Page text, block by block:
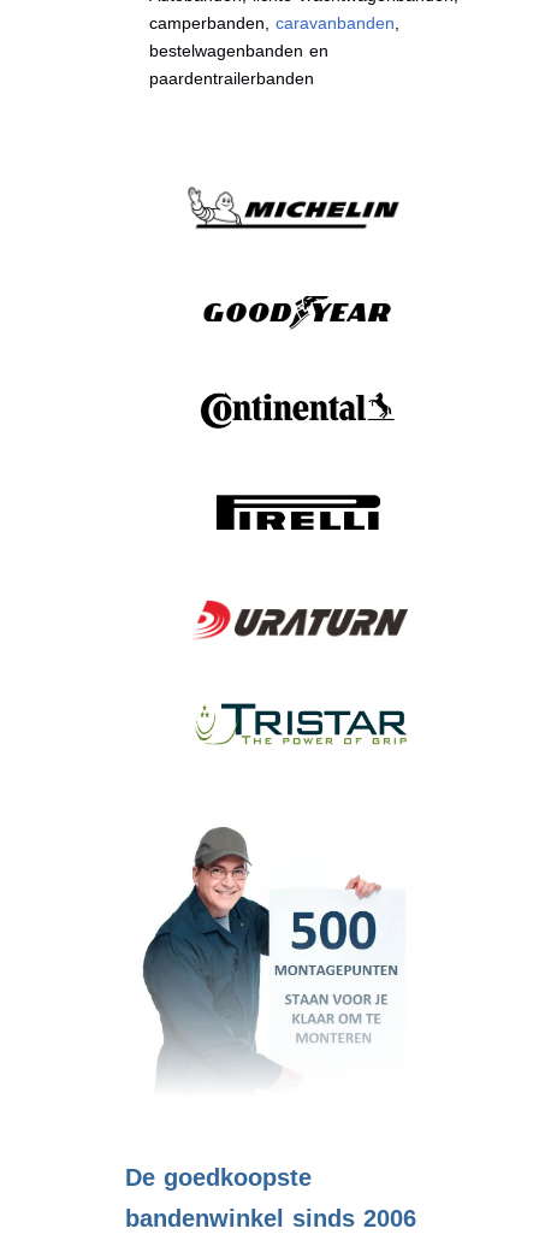
camperbanden, caravanbanden,
bestelwagenbanden en
paardentrailerbanden
De goedkoopste
bandenwinkel sinds 2006